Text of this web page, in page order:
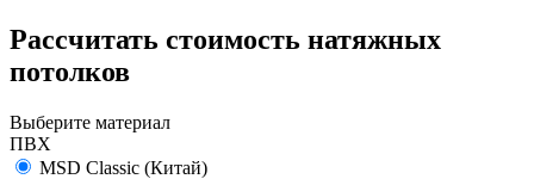
Рассчитать стоимость натяжных
потолков
Выберите материал
ПВХ
MSD Classic (Китай)